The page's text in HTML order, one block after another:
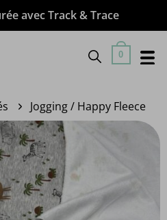
avec Track & Trace
0
Jogging / Happy Fleece